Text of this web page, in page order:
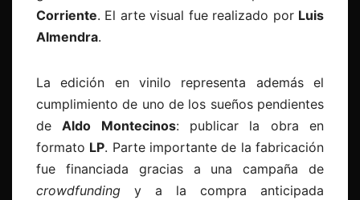
Corriente. El arte visual fue realizado por Luis
Almendra.
La edición en vinilo representa además el
cumplimiento de uno de los sueños pendientes
deAldo Montecinos: publicar la obra en
formato LP. Parte importante de la fabricación
fue financiada gracias a una campaña de
crowdfunding y a la compra anticipada